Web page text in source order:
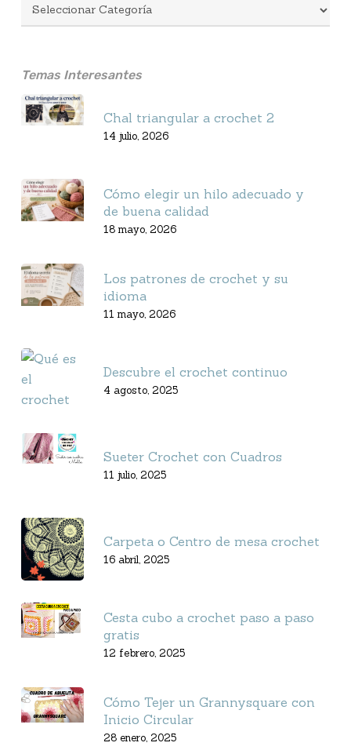
Temas Interesantes
Chal triangular a crochet 2
14 julio, 2026
Cómo elegir un hilo adecuado y
de buena calidad
18 mayo, 2026
Los patrones de crochet y su
idioma
11 mayo, 2026
Descubre el crochet continuo
4 agosto, 2025
Sueter Crochet con Cuadros
11 julio, 2025
Carpeta o Centro de mesa crochet
16 abril, 2025
Cesta cubo a crochet paso a paso
gratis
12 febrero, 2025
Cómo Tejer un Grannysquare con
Inicio Circular
28 enero, 2025